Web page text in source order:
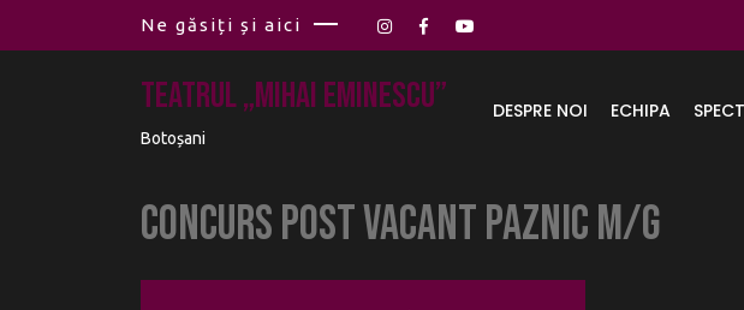
Ne găsiți și aici
Teatrul „Mihai Eminescu”
Botoșani
DESPRE NOI ECHIPA
Concurs post vacant PAZNIC M/G